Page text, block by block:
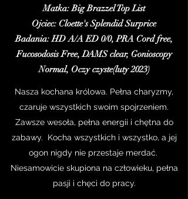
Matka: Big Brazzel Top List
Ojciec: Cloette's Splendid Surprice
Badania: HD A/A ED 0/0, PRA Cord free,
Fucosodosis Free, DAMS clear, Gonioscopy
Normal, Oczy czyste(luty 2023)
Nasza kochana królowa. Pełna charyzmy,
czaruje wszystkich swoim spojrzeniem.
Zawsze wesoła, pełna energii i chętna do
zabawy. Kocha wszystkich i wszystko, a jej
ogon nigdy nie przestaje merdać.
Niesamowicie skupiona na człowieku, pełna
pasji i chęci do pracy.